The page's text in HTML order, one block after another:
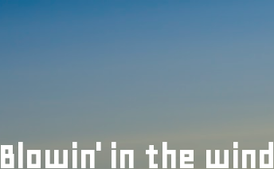
Blowin' in the wind